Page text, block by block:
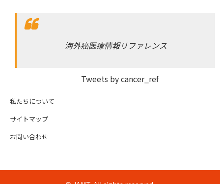
海外癌医療情報リファレンス
Tweets by cancer_ref
私たちについて
サイトマップ
お問い合わせ